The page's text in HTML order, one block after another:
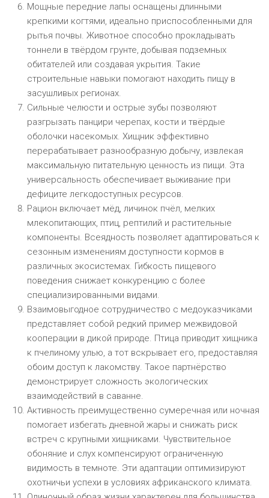
Мощные передние лапы оснащены длинными
крепкими когтями, идеально приспособленными для
рытья почвы. Животное способно прокладывать
тоннели в твёрдом грунте, добывая подземных
обитателей или создавая укрытия. Такие
строительные навыки помогают находить пищу в
засушливых регионах.
Сильные челюсти и острые зубы позволяют
разгрызать панцири черепах, кости и твёрдые
оболочки насекомых. Хищник эффективно
перерабатывает разнообразную добычу, извлекая
максимальную питательную ценность из пищи. Эта
универсальность обеспечивает выживание при
дефиците легкодоступных ресурсов.
Рацион включает мёд, личинок пчёл, мелких
млекопитающих, птиц, рептилий и растительные
компоненты. Всеядность позволяет адаптироваться к
сезонным изменениям доступности кормов в
различных экосистемах. Гибкость пищевого
поведения снижает конкуренцию с более
специализированными видами.
Взаимовыгодное сотрудничество с медоуказчиками
представляет собой редкий пример межвидовой
кооперации в дикой природе. Птица приводит хищника
к пчелиному улью, а тот вскрывает его, предоставляя
обоим доступ к лакомству. Такое партнёрство
демонстрирует сложность экологических
взаимодействий в саванне.
Активность преимущественно сумеречная или ночная
помогает избегать дневной жары и снижать риск
встреч с крупными хищниками. Чувствительное
обоняние и слух компенсируют ограниченную
видимость в темноте. Эти адаптации оптимизируют
охотничьи успехи в условиях африканского климата.